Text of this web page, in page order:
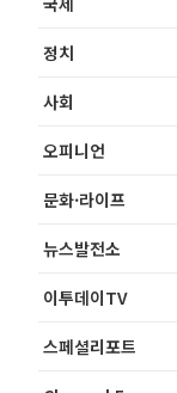
정치
사회
오피니언
문화·라이프
뉴스발전소
이투데이TV
스페셜리포트